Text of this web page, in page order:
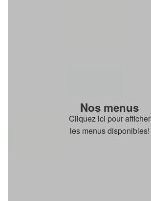
Nos menus
Cliquez ici pour afficher
les menus disponibles!